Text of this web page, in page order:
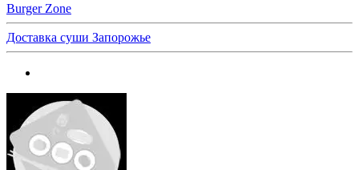
Burger Zone
Доставка суши Запорожье